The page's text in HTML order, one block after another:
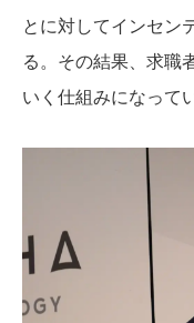
とに対してインセン
る。その結果、求職
いく仕組みになって